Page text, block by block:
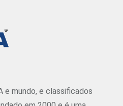
e mundo, e classificados